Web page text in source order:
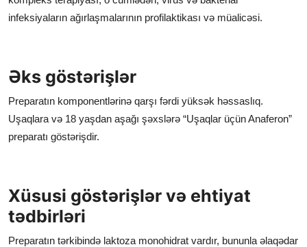
infeksiyaların ağırlaşmalarının profilaktikası və müalicəsi.
Əks göstərişlər
Preparatın komponentlərinə qarşı fərdi yüksək həssaslıq.
Uşaqlara və 18 yaşdan aşağı şəxslərə “Uşaqlar üçün Anaferon”
preparatı göstərişdir.
Xüsusi göstərişlər və ehtiyat
tədbirləri
Preparatın tərkibində laktoza monohidrat vardır, bununla əlaqədar